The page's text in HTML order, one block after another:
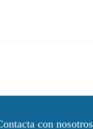
con nosotros